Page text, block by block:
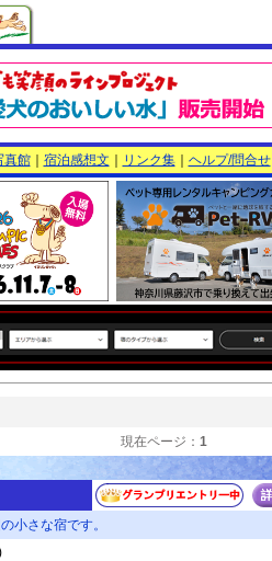
真館｜ 宿泊感想文 リンク集｜ ヘルプ/問合せ
現在ページ： 1
小さな宿です。